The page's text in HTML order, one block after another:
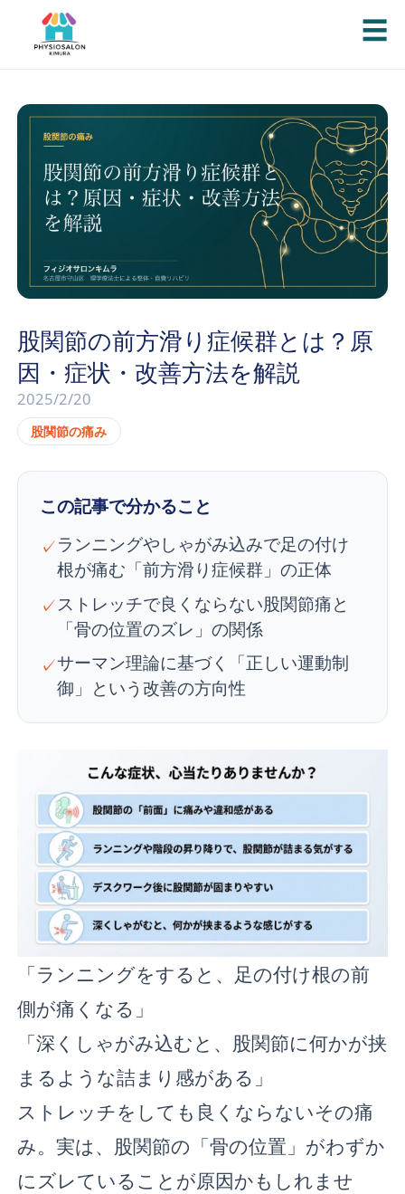
☰
股関節の前方滑り症候群とは？原
因・症状・改善方法を解説
2025/2/20
股関節の痛み
この記事で分かること
✓ランニングやしゃがみ込みで足の付け
根が痛む「前方滑り症候群」の正体
✓ストレッチで良くならない股関節痛と
「骨の位置のズレ」の関係
✓サーマン理論に基づく「正しい運動制
御」という改善の方向性
「ランニングをすると、足の付け根の前
側が痛くなる」
「深くしゃがみ込むと、股関節に何かが挟
まるような詰まり感がある」
ストレッチをしても良くならないその痛
み。実は、股関節の「骨の位置」がわずか
にズレていることが原因かもしれませ